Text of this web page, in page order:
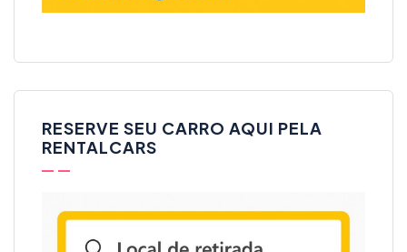
RESERVE SEU CARRO AQUI PELA
RENTALCARS